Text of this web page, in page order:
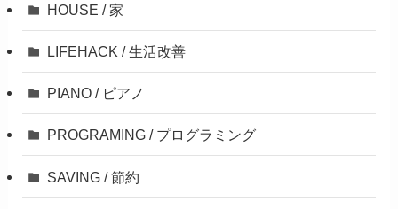
HOUSE / 家
LIFEHACK / 生活改善
PIANO / ピアノ
PROGRAMING / プログラミング
SAVING / 節約